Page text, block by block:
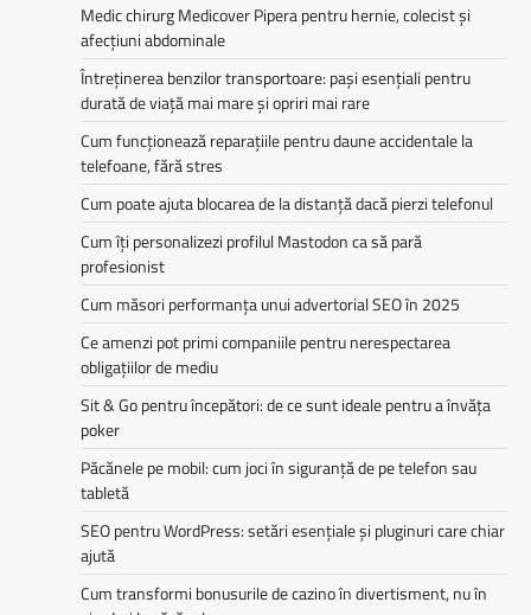
Medic chirurg Medicover Pipera pentru hernie, colecist și
afecțiuni abdominale
Întreținerea benzilor transportoare: pași esențiali pentru
durată de viață mai mare și opriri mai rare
Cum funcționează reparațiile pentru daune accidentale la
telefoane, fără stres
Cum poate ajuta blocarea de la distanță dacă pierzi telefonul
Cum îți personalizezi profilul Mastodon ca să pară
profesionist
Cum măsori performanța unui advertorial SEO în 2025
Ce amenzi pot primi companiile pentru nerespectarea
obligațiilor de mediu­­
Sit & Go pentru începători: de ce sunt ideale pentru a învăța
poker
Păcănele pe mobil: cum joci în siguranță de pe telefon sau
tabletă
SEO pentru WordPress: setări esențiale și pluginuri care chiar
ajută
Cum transformi bonusurile de cazino în divertisment, nu în